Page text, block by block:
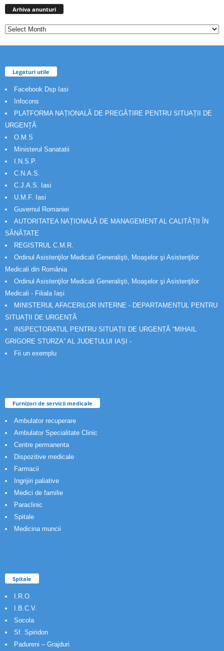
Arhiva anunturi
Legaturi utile
Facebook Dsp Iasi
Infocons
PLATFORMA NAȚIONALĂ DE PREGĂTIRE PENTRU SITUAȚII DE
URGENȚĂ
O.M.S
Ministerul Sanatatii
I.N.S.P.
C.N.A.S.
C.J.A.S. Iasi
U.M.F. Iasi
Guvernul Romaniei
AUTORITATEA NAȚIONALĂ DE MANAGEMENT AL CALITĂȚII ÎN
SĂNĂTATE
REGISTRUL C.M.R.
Ordinul Asistenţilor Medicali Generalişti, Moaşelor şi Asistenţilor
Medicali din România
Ordinul Asistenţilor Medicali Generalişti, Moaşelor şi Asistenţilor
Medicali - Filiala Iași
MINISTERUL AFACERILOR INTERNE - DEPARTAMENTUL PENTRU
SITUAȚII DE URGENȚĂ
INSPECTORATUL PENTRU SITUAȚII DE URGENȚĂ “MIHAIL
GRIGORE STURZA” AL JUDETULUI IAȘI -
Fii un exemplu
Furnizori de servicii medicale
Ambulator recuperare
Ambulator Specialitate Clinic
Centre permanenta
Dispozitive medicale
Farmacii
Ingrijiri paliative
Medici de familie
Paraclinic
Spitale
Medicina muncii
Spitale
I.R.O.
I.B.C.V.
Socola
Sf. Spiridon
Padureni – Grajduri